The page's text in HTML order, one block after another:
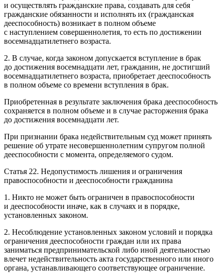
и осуществлять гражданские права, создавать для себя
гражданские обязанности и исполнять их (гражданская
дееспособность) возникает в полном объеме
с наступлением совершеннолетия, то есть по достижении
восемнадцатилетнего возраста.
2. В случае, когда законом допускается вступление в брак
до достижения восемнадцати лет, гражданин, не достигший
восемнадцатилетнего возраста, приобретает дееспособность
в полном объеме со времени вступления в брак.
Приобретенная в результате заключения брака дееспособность
сохраняется в полном объеме и в случае расторжения брака
до достижения восемнадцати лет.
При признании брака недействительным суд может принять
решение об утрате несовершеннолетним супругом полной
дееспособности с момента, определяемого судом.
Статья 22. Недопустимость лишения и ограничения
правоспособности и дееспособности гражданина
1. Никто не может быть ограничен в правоспособности
и дееспособности иначе, как в случаях и в порядке,
установленных законом.
2. Несоблюдение установленных законом условий и порядка
ограничения дееспособности граждан или их права
заниматься предпринимательской либо иной деятельностью
влечет недействительность акта государственного или иного
органа, устанавливающего соответствующее ограничение.